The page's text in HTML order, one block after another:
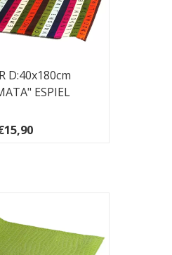
D:40x180cm
ESPIEL